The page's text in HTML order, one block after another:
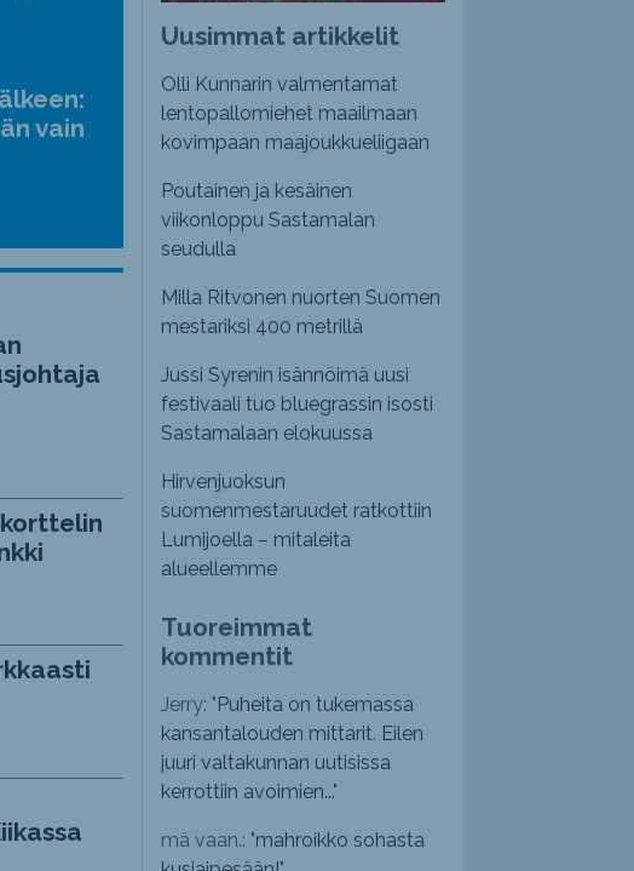
vain
Uusimmat artikkelit
Olli Kunnarin valmentamat
lentopallomiehet maailmaan
kovimpaan maajoukkueliigaan
Poutainen ja kesäinen
viikonloppu Sastamalan
seudulla
Milla Ritvonen nuorten Suomen
mestariksi 400 metrillä
Jussi Syrenin isännöimä uusi
festivaali tuo bluegrassin isosti
Sastamalaan elokuussa
Hirvenjuoksun
suomenmestaruudet ratkottiin
Lumijoella – mitaleita
alueellemme
Tuoreimmat
kommentit
Jerry: " Puheita on tukemassa
kansantalouden mittarit. Eilen
juuri valtakunnan uutisissa
kerrottiin avoimien..."
mä vaan.: "mahroikko sohasta